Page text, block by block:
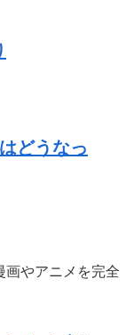
どうなっ
画やアニメを完全